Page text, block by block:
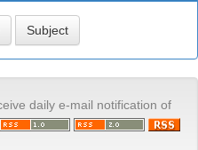
daily e-mail notification of